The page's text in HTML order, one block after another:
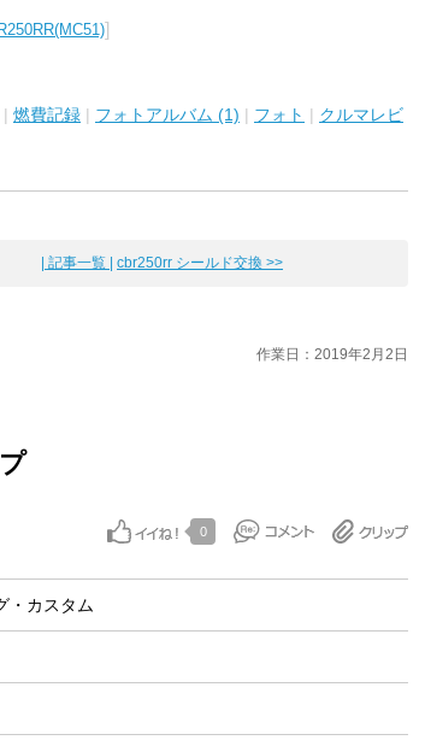
]
| 燃費記録 | フォトアルバム (1) | フォト | クルマレビ
| 記事一覧 | cbr250rr シールド交換 >>
作業日：2019年2月2日
0
・カスタム